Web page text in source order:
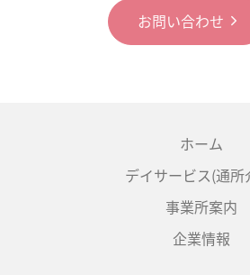
お問い合わせ
ホーム
デイサービス(通所
事業所案内
企業情報